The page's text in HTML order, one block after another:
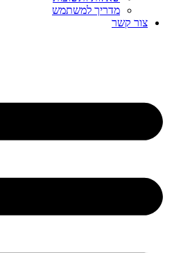
מדריך למשתמש
צור קשר